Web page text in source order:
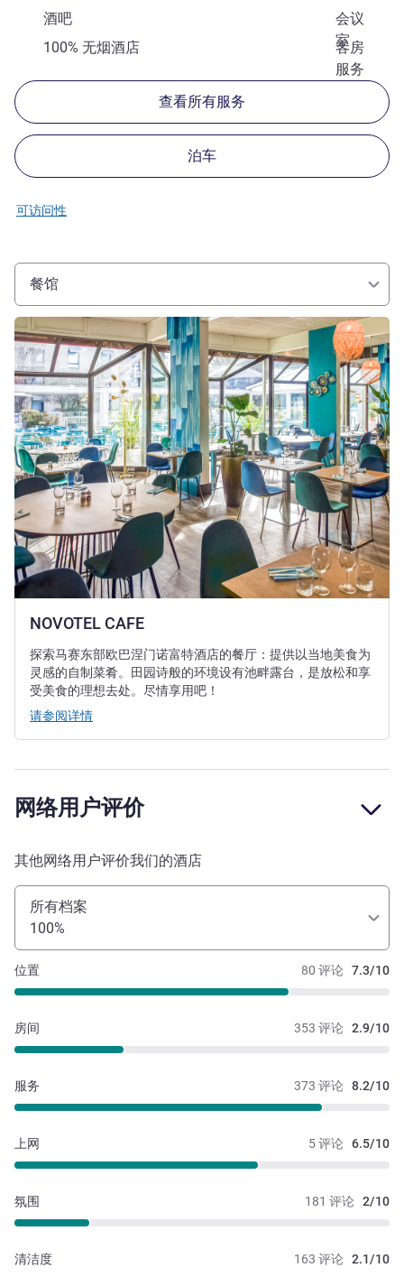
酒吧
会议
室
100% 无烟酒店
客房
服务
查看所有服务
泊车
可访问性
餐馆
NOVOTEL CAFE
请参阅详情
探索马赛东部欧巴涅门诺富特酒店的餐厅：提供以当地美食为
灵感的自制菜肴。田园诗般的环境设有池畔露台，是放松和享
受美食的理想去处。尽情享用吧！
请参阅详情
网络用户评价
其他网络用户评价我们的酒店
所有档案
100%
80 评论 7.3/10
位置
353 评论 2.9/10
房间
373 评论 8.2/10
服务
5 评论 6.5/10
上网
181 评论 2/10
氛围
163 评论 2.1/10
清洁度